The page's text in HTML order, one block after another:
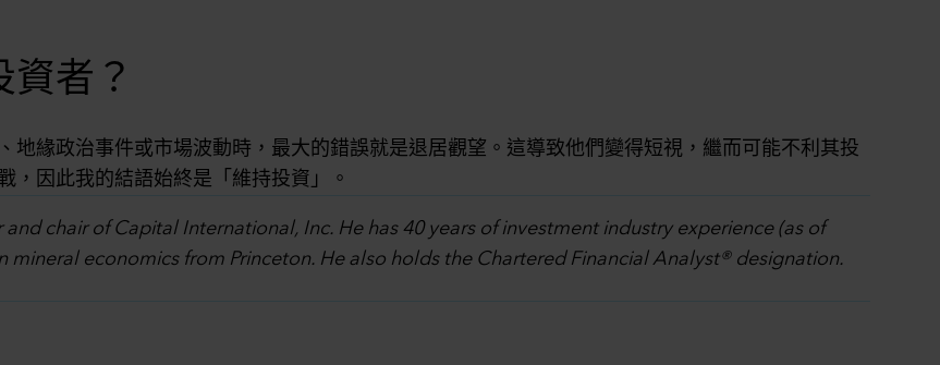
者？
地緣政治事件或市場波動時，最大的錯誤就是退居觀望。這導致他們變得短視，繼而可能不利其投
，因此我的結語始終是「維持投資」。
chair of Capital International, Inc. He has 40 years of investment industry experience (as of
mineral economics from Princeton. He also holds the Chartered Financial Analyst® designation.